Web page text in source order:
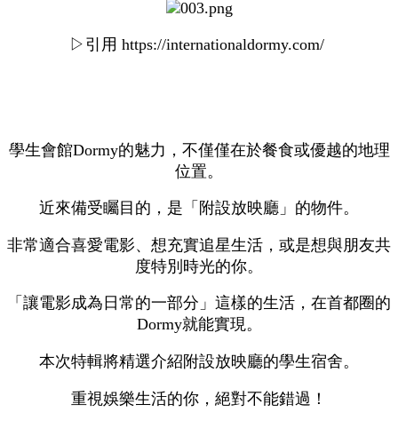
▷引用 https://internationaldormy.com/
學生會館Dormy的魅力，不僅僅在於餐食或優越的地理
位置。
近來備受矚目的，是「附設放映廳」的物件。
非常適合喜愛電影、想充實追星生活，或是想與朋友共
度特別時光的你。
「讓電影成為日常的一部分」這樣的生活，在首都圈的
Dormy就能實現。
本次特輯將精選介紹附設放映廳的學生宿舍。
重視娛樂生活的你，絕對不能錯過！